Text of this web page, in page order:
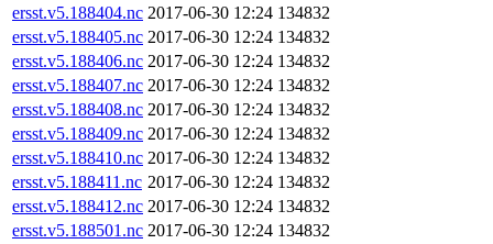
ersst.v5.188404.nc 2017-06-30 12:24 134832
ersst.v5.188405.nc 2017-06-30 12:24 134832
ersst.v5.188406.nc 2017-06-30 12:24 134832
ersst.v5.188407.nc 2017-06-30 12:24 134832
ersst.v5.188408.nc 2017-06-30 12:24 134832
ersst.v5.188409.nc 2017-06-30 12:24 134832
ersst.v5.188410.nc 2017-06-30 12:24 134832
ersst.v5.188411.nc 2017-06-30 12:24 134832
ersst.v5.188412.nc 2017-06-30 12:24 134832
ersst.v5.188501.nc 2017-06-30 12:24 134832